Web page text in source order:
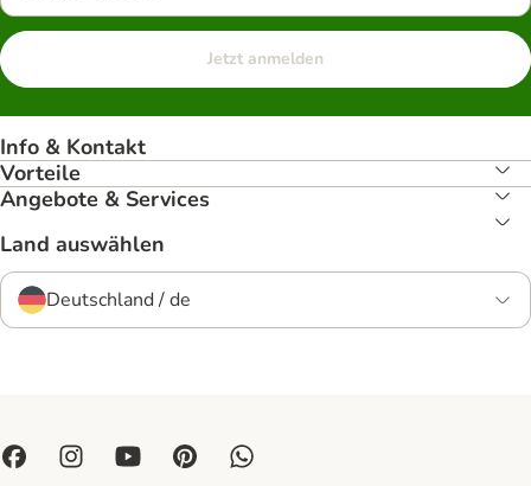
Jetzt anmelden
Info & Kontakt
Vorteile
Angebote & Services
Land auswählen
Deutschland / de